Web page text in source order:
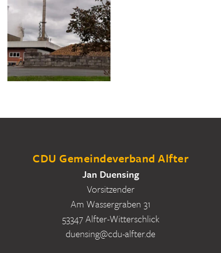
CDU Gemeindeverband Alfter
Jan Duensing
Vorsitzender
Am Wassergraben 31
53347 Alfter-Witterschlick
duensing@cdu-alfter.de